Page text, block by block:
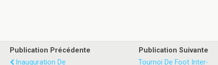
Publication Précédente
Inauguration De
Publication Suivante
Tournoi De Foot Inter-